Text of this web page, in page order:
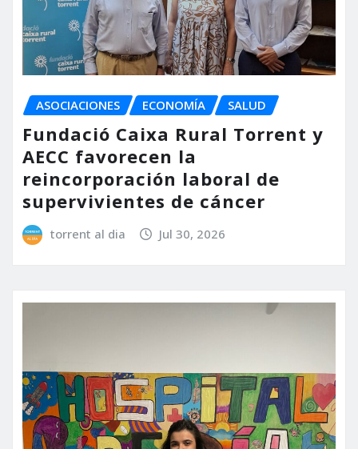
ASOCIACIONES ECONOMÍA SALUD
Fundació Caixa Rural Torrent y
AECC favorecen la
reincorporación laboral de
supervivientes de cáncer
torrent al dia Jul 30, 2026